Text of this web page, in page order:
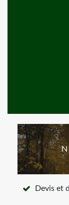
Devis et